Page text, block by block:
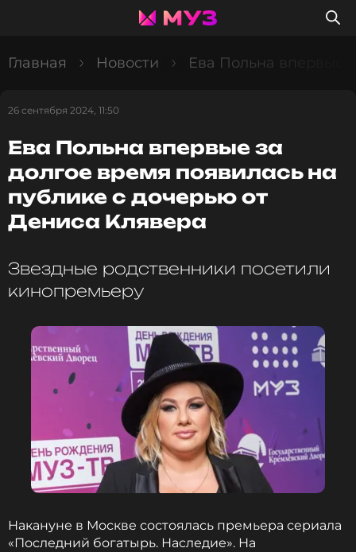
Главная Новости Ева Польна впервые
26 сентября 2024, 11:50
Ева Польна впервые за
долгое время появилась на
публике с дочерью от
Дениса Клявера
Звездные родственники посетили
кинопремьеру
Накануне в Москве состоялась премьера сериала
«Последний богатырь. Наследие». На